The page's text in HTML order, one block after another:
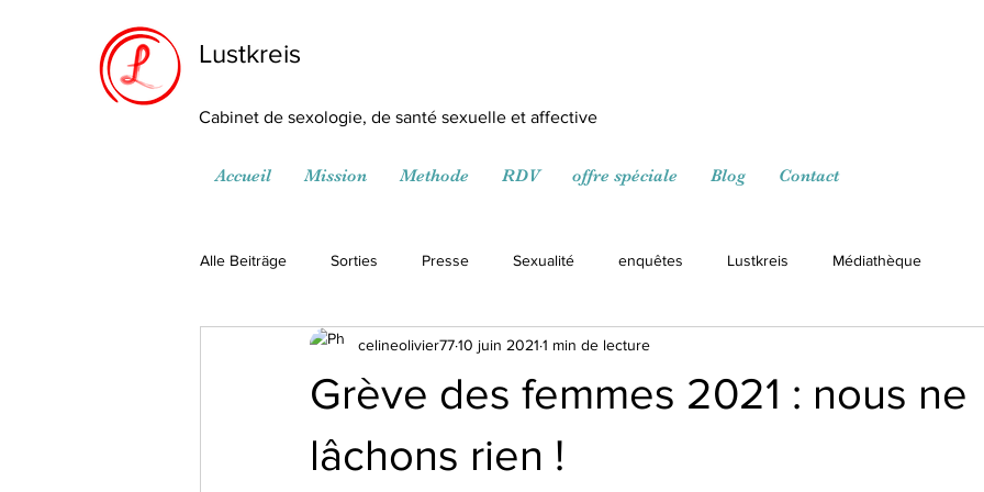
Lustkreis
Cabinet de sexologie, de santé sexuelle et affective
Accueil Mission Methode RDV offre spéciale Blog Contact
Alle Beiträge Sorties Presse Sexualité enquêtes Lustkreis Médiathèque
Grève des femmes 2021 : nous ne
lâchons rien !
celineolivier7710 juin 2021 1 min de lecture